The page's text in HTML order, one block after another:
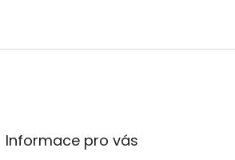
Informace pro vás